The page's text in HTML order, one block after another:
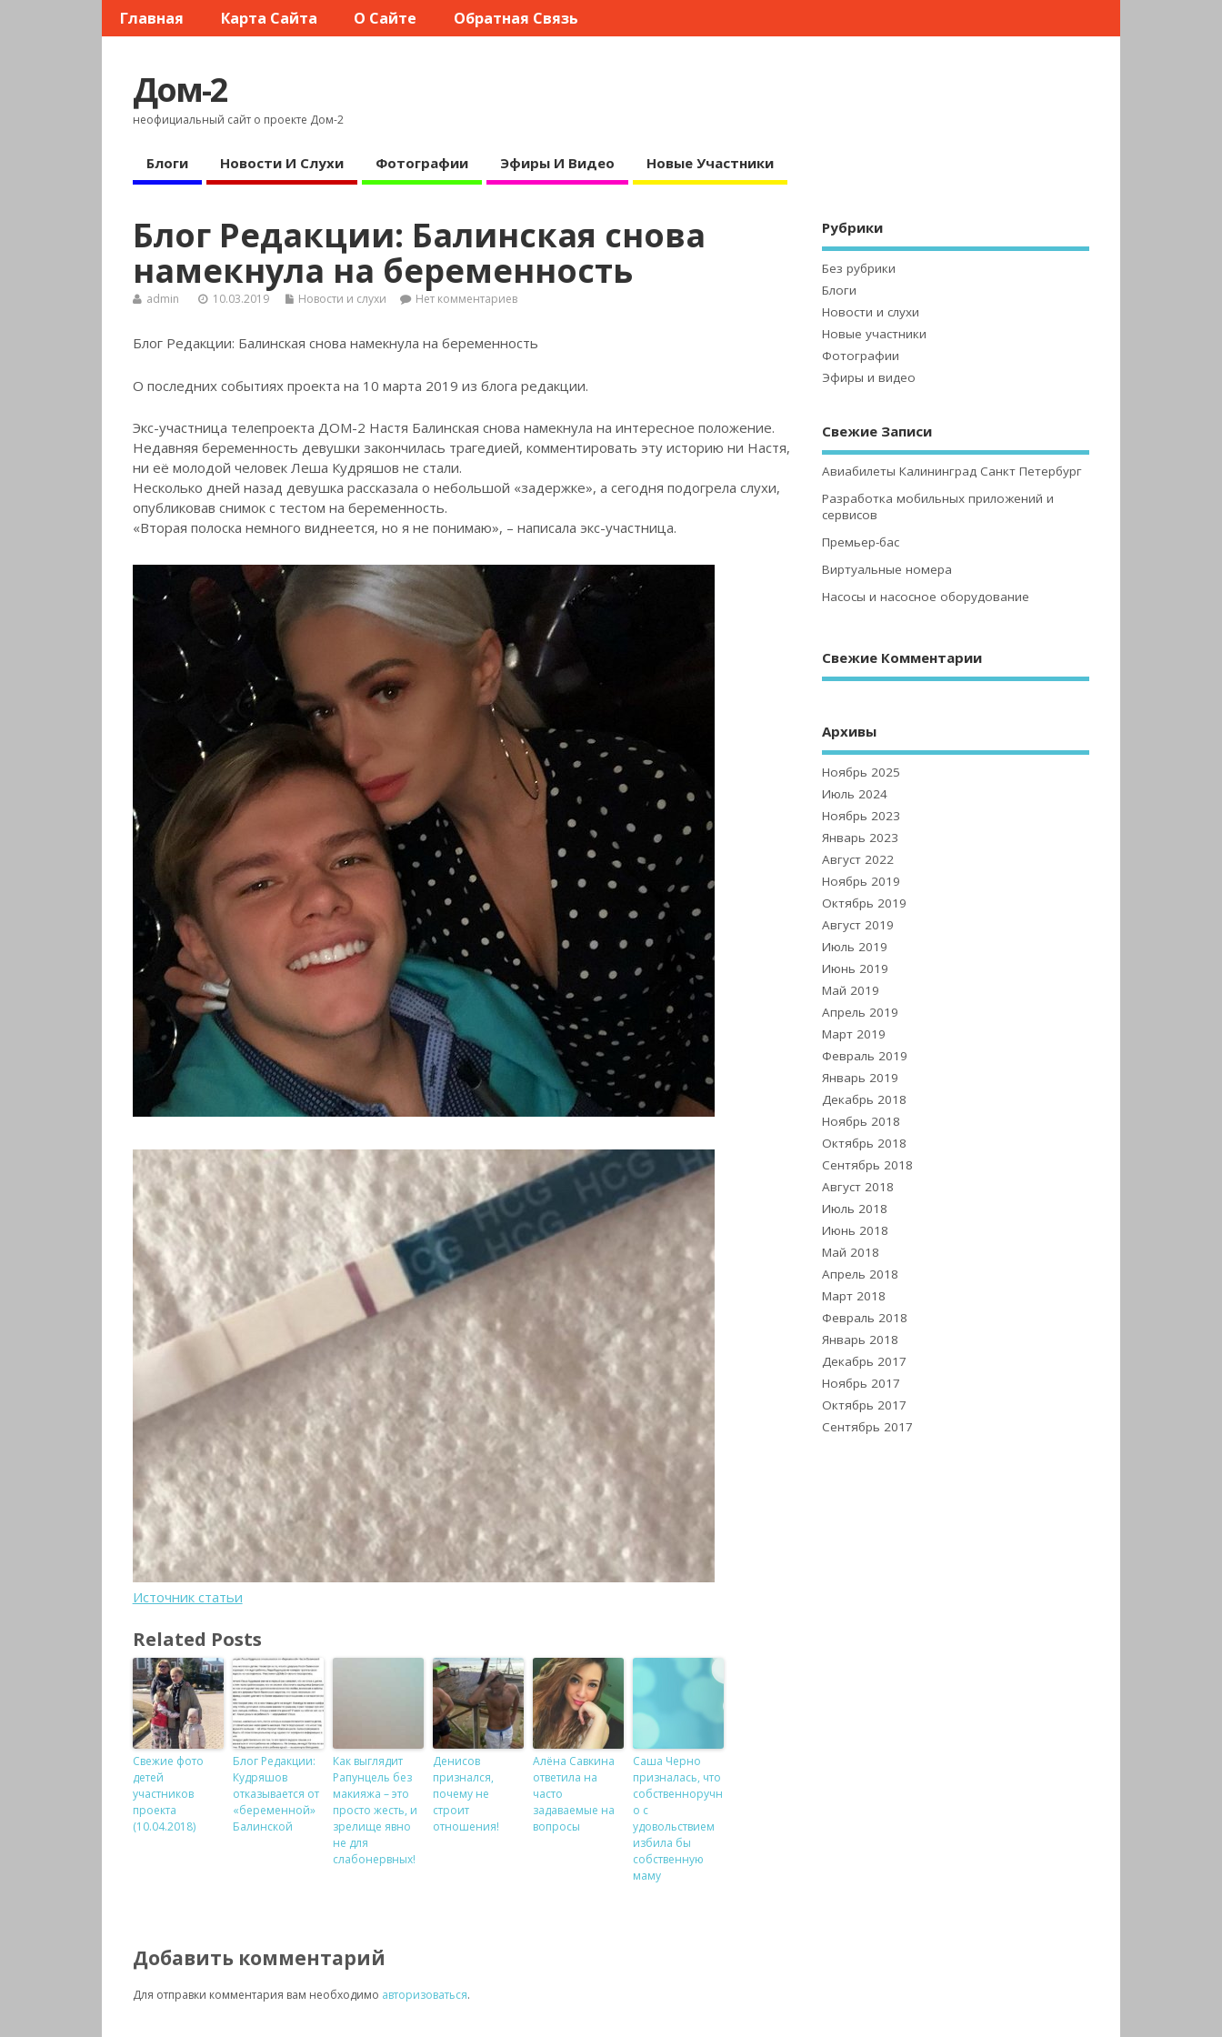
Главная Карта Сайта О Сайте Обратная Связь
Дом-2
неофициальный сайт о проекте Дом-2
Блоги Новости И Слухи Фотографии Эфиры И Видео Новые Участники
Блог Редакции: Балинская снова
намекнула на беременность
admin 10.03.2019 Новости и слухи Нет комментариев
Блог Редакции: Балинская снова намекнула на беременность
О последних событиях проекта на 10 марта 2019 из блога редакции.
Экс-участница телепроекта ДОМ-2 Настя Балинская снова намекнула на интересное положение.
Недавняя беременность девушки закончилась трагедией, комментировать эту историю ни Настя,
ни её молодой человек Леша Кудряшов не стали.
Несколько дней назад девушка рассказала о небольшой «задержке», а сегодня подогрела слухи,
опубликовав снимок с тестом на беременность.
«Вторая полоска немного виднеется, но я не понимаю», – написала экс-участница.
Источник статьи
Related Posts
Свежие фото
детей
участников
проекта
(10.04.2018)
Блог Редакции:
Кудряшов
отказывается от
«беременной»
Балинской
Как выглядит
Рапунцель без
макияжа – это
просто жесть, и
зрелище явно
не для
слабонервных!
Денисов
признался,
почему не
строит
отношения!
Алёна Савкина
ответила на
часто
задаваемые на
вопросы
Саша Черно
призналась, что
собственноручн
о с
удовольствием
избила бы
собственную
маму
Добавить комментарий
Для отправки комментария вам необходимо авторизоваться.
Рубрики
Без рубрики
Блоги
Новости и слухи
Новые участники
Фотографии
Эфиры и видео
Свежие Записи
Авиабилеты Калининград Санкт Петербург
Разработка мобильных приложений и
сервисов
Премьер-бас
Виртуальные номера
Насосы и насосное оборудование
Свежие Комментарии
Архивы
Ноябрь 2025
Июль 2024
Ноябрь 2023
Январь 2023
Август 2022
Ноябрь 2019
Октябрь 2019
Август 2019
Июль 2019
Июнь 2019
Май 2019
Апрель 2019
Март 2019
Февраль 2019
Январь 2019
Декабрь 2018
Ноябрь 2018
Октябрь 2018
Сентябрь 2018
Август 2018
Июль 2018
Июнь 2018
Май 2018
Апрель 2018
Март 2018
Февраль 2018
Январь 2018
Декабрь 2017
Ноябрь 2017
Октябрь 2017
Сентябрь 2017